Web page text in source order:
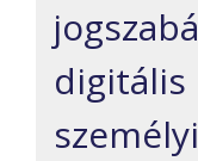
digitális